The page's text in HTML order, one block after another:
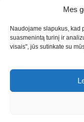
Mes
Naudojame slapukus, kad
suasmenintą turinį ir
visais", jūs sutinkate su